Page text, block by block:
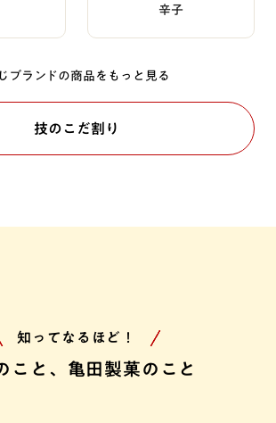
辛子
ブランドの商品をもっと見る
技のこだ割り
知ってなるほど！
こと、亀田製菓のこと